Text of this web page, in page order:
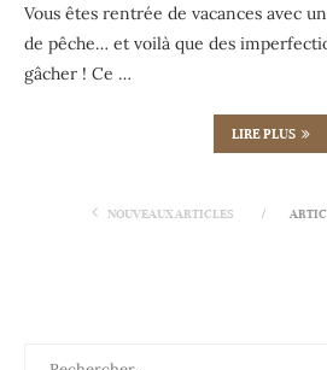
Vous êtes rentrée de vacances avec
de pêche… et voilà que des
gâcher ! Ce …
LIRE PLUS
NOUVEAUX ARTICLES